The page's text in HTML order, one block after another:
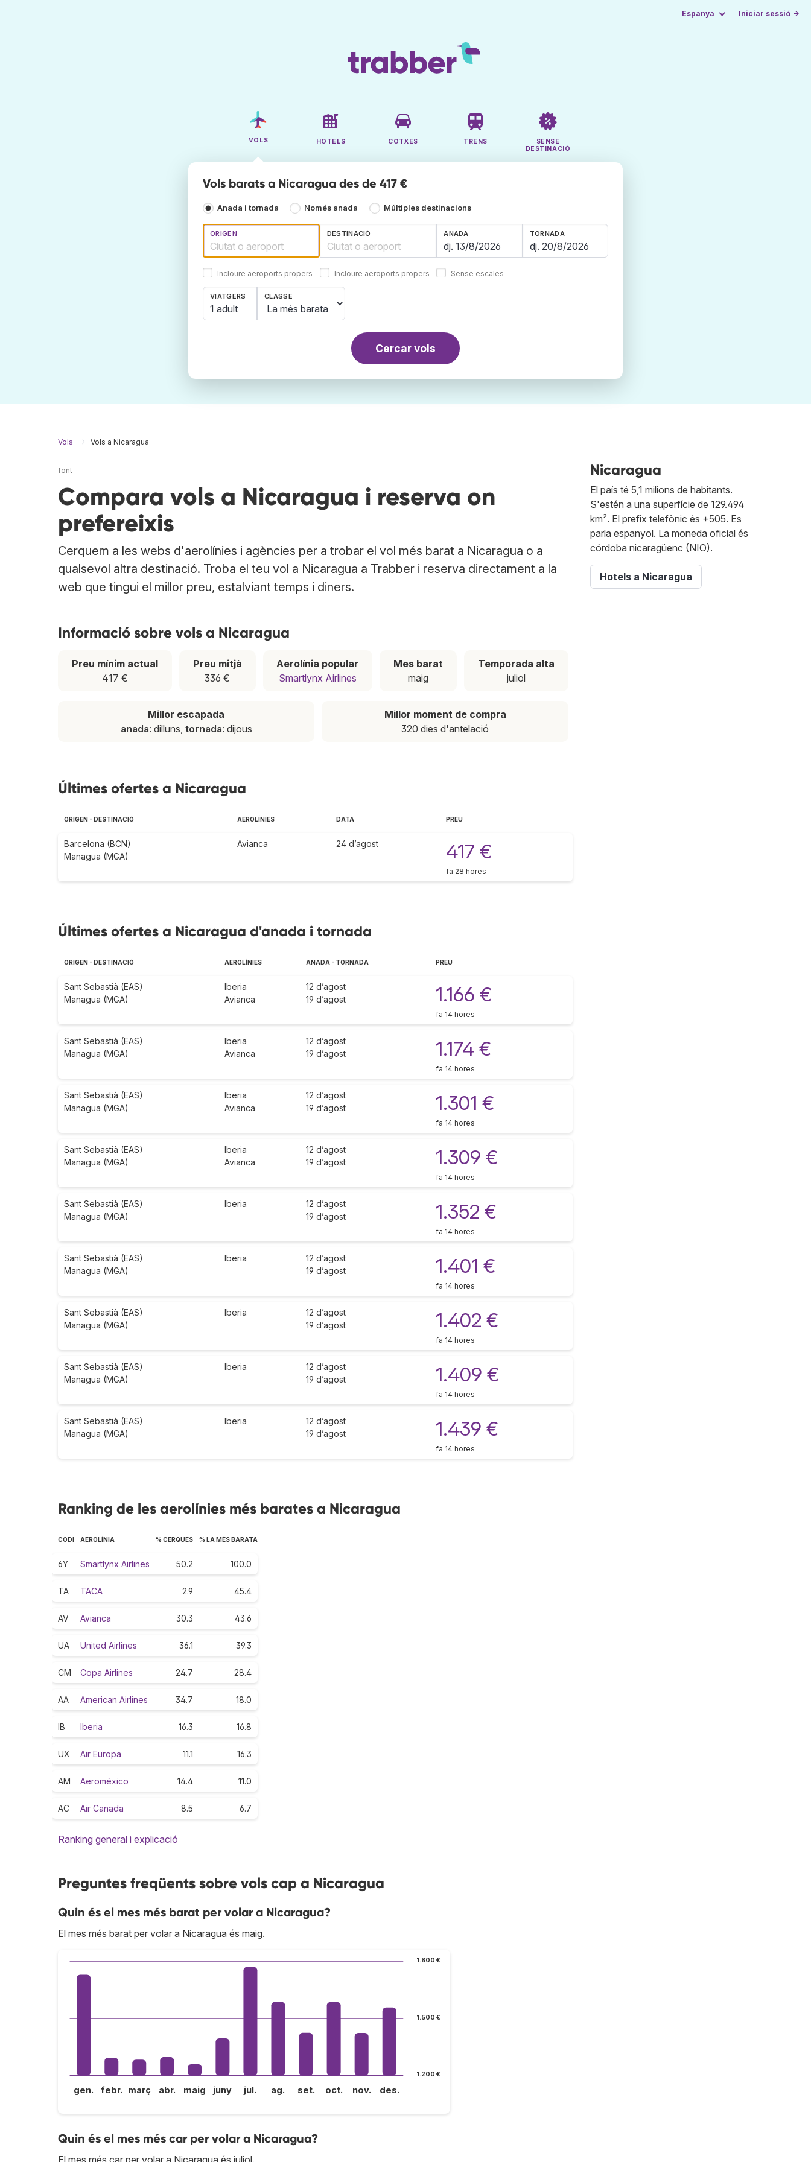
Espanya Iniciar sessió →
VOLS HOTELS COTXES TRENS
SENSE
DESTINACIÓ
Vols barats a Nicaragua des de 417 €
Anada i tornada Només anada Múltiples destinacions
ORIGEN
Incloure aeroports propers
DESTINACIÓ
Incloure aeroports propers
ANADA TORNADA
Sense escales
VIATGERS
1 adult
CLASSE
Cercar vols
Vols Vols a Nicaragua
font
Compara vols a Nicaragua i reserva on
prefereixis
Cerquem a les webs d'aerolínies i agències per a trobar el vol més barat a Nicaragua o a
qualsevol altra destinació. Troba el teu vol a Nicaragua a Trabber i reserva directament a la
web que tingui el millor preu, estalviant temps i diners.
Informació sobre vols a Nicaragua
Preu mínim actual
417 €
Preu mitjà
336 €
Aerolínia popular
Smartlynx Airlines
Mes barat
maig
Temporada alta
juliol
Millor escapada
anada: dilluns, tornada: dijous
Millor moment de compra
320 dies d'antelació
Últimes ofertes a Nicaragua
ORIGEN - DESTINACIÓ AEROLÍNIES DATA PREU
Barcelona (BCN)
Managua (MGA)
Avianca 24 d’agost 417 €
fa 28 hores
Últimes ofertes a Nicaragua d'anada i tornada
ORIGEN - DESTINACIÓ AEROLÍNIES ANADA - TORNADA PREU
Sant Sebastià (EAS)
Managua (MGA)
Iberia
Avianca
12 d’agost
19 d’agost
1.166 €
fa 14 hores
Sant Sebastià (EAS)
Managua (MGA)
Iberia
Avianca
12 d’agost
19 d’agost
1.174 €
fa 14 hores
Sant Sebastià (EAS)
Managua (MGA)
Iberia
Avianca
12 d’agost
19 d’agost
1.301 €
fa 14 hores
Sant Sebastià (EAS)
Managua (MGA)
Iberia
Avianca
12 d’agost
19 d’agost
1.309 €
fa 14 hores
Sant Sebastià (EAS)
Managua (MGA)
Iberia
12 d’agost
19 d’agost
1.352 €
fa 14 hores
Sant Sebastià (EAS)
Managua (MGA)
Iberia
12 d’agost
19 d’agost
1.401 €
fa 14 hores
Sant Sebastià (EAS)
Managua (MGA)
Iberia
12 d’agost
19 d’agost
1.402 €
fa 14 hores
Sant Sebastià (EAS)
Managua (MGA)
Iberia
12 d’agost
19 d’agost
1.409 €
fa 14 hores
Sant Sebastià (EAS)
Managua (MGA)
Iberia
12 d’agost
19 d’agost
1.439 €
fa 14 hores
Ranking de les aerolínies més barates a Nicaragua
CODI AEROLÍNIA % CERQUES % LA MÉS BARATA
6Y Smartlynx Airlines 50.2 100.0
TA TACA 2.9 45.4
AV Avianca 30.3 43.6
UA United Airlines 36.1 39.3
CM Copa Airlines 24.7 28.4
AA American Airlines 34.7 18.0
IB Iberia 16.3 16.8
UX Air Europa 11.1 16.3
AM Aeroméxico 14.4 11.0
AC Air Canada 8.5 6.7
Ranking general i explicació
Preguntes freqüents sobre vols cap a Nicaragua
Quin és el mes més barat per volar a Nicaragua?
El mes més barat per volar a Nicaragua és maig.
1.200 €
1.500 €
1.800 €
gen. febr. març abr. maig juny jul. ag. set. oct. nov. des.
Quin és el mes més car per volar a Nicaragua?
Nicaragua
El país té 5,1 milions de habitants.
S'estén a una superfície de 129.494
km². El prefix telefònic és +505. Es
parla espanyol. La moneda oficial és
córdoba nicaragüenc (NIO).
Hotels a Nicaragua